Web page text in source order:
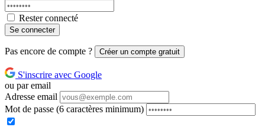
Rester connecté
Se connecter
Pas encore de compte ? Créer un compte gratuit
S'inscrire avec Google
ou par email
Adresse email
Mot de passe (6 caractères minimum)